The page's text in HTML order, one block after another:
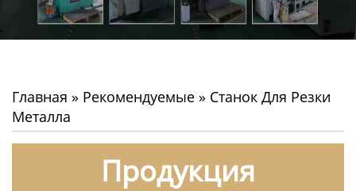
Главная » Рекомендуемые » Станок Для Резки
Металла
Продукция